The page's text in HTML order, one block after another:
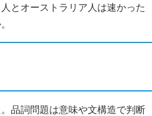
とオーストラリア人は速かった
品詞問題は意味や文構造で判断